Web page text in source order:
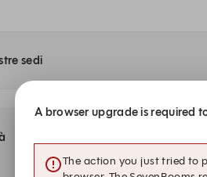
sedi
A browser upgrade is required
The action you just tried to